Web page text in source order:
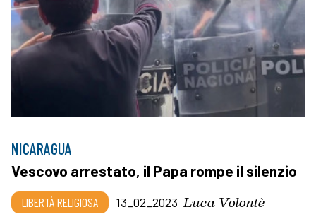
NICARAGUA
Vescovo arrestato, il Papa rompe il silenzio
LIBERTÀ RELIGIOSA 13_02_2023 Luca Volontè